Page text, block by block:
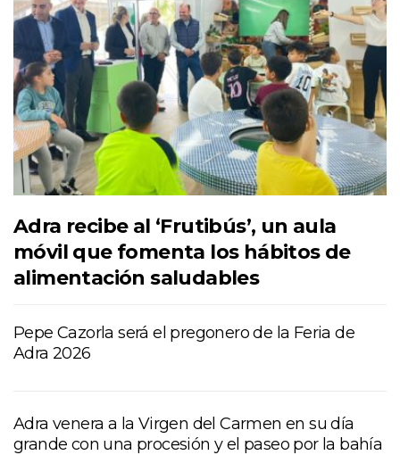
Adra recibe al ‘Frutibús’, un aula
móvil que fomenta los hábitos de
alimentación saludables
Pepe Cazorla será el pregonero de la Feria de
Adra 2026
Adra venera a la Virgen del Carmen en su día
grande con una procesión y el paseo por la bahía